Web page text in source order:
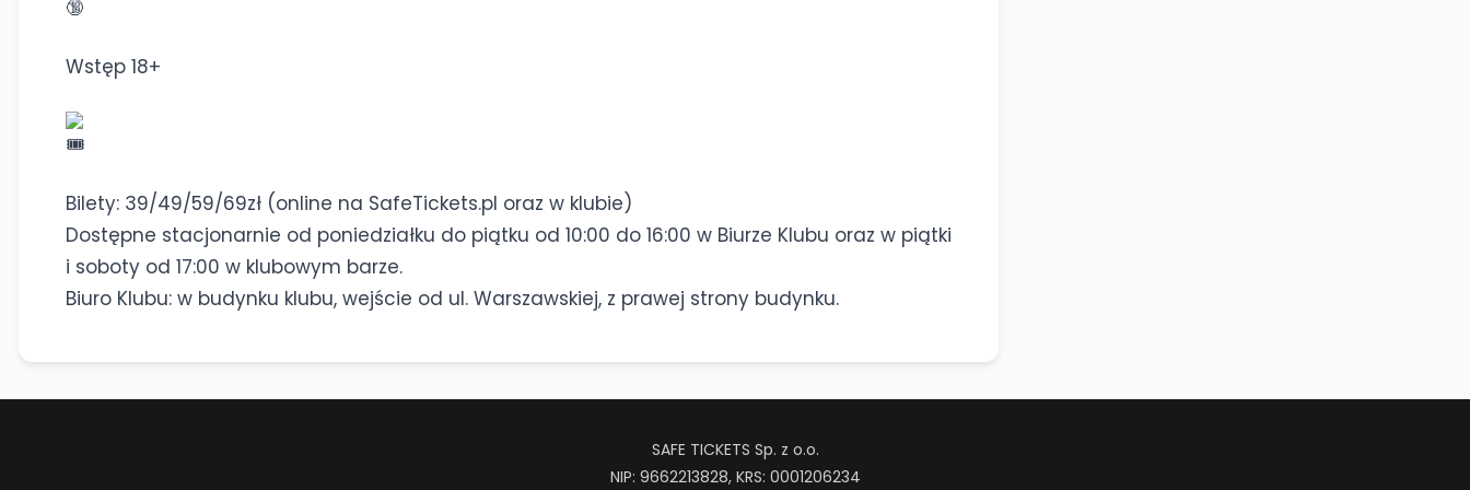
Wstęp 18+
Bilety: 39/49/59/69zł (online na SafeTickets.pl oraz w klubie)
Dostępne stacjonarnie od poniedziałku do piątku od 10:00 do 16:00 w Biurze Klubu oraz w piątki
i soboty od 17:00 w klubowym barze.
Biuro Klubu: w budynku klubu, wejście od ul. Warszawskiej, z prawej strony budynku.
SAFE TICKETS Sp. z o.o.
NIP: 9662213828, KRS: 0001206234